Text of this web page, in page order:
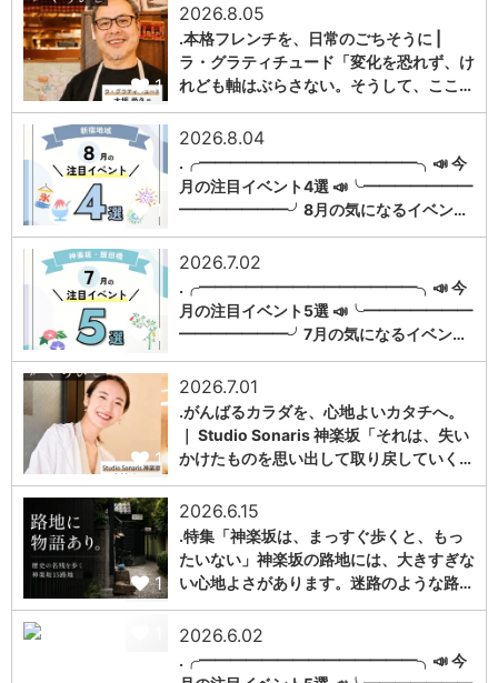
1
2026.8.05
.本格フレンチを、日常のごちそうに |
ラ・グラティチュード「変化を恐れず、け
れども軸はぶらさない。そうして、ここ…
1
2026.8.04
.╭━━━━━━━━━━━━━━╮📣 今
月の注目イベント4選 📣╰━━━━━━━
━━━━━━━╯8月の気になるイベン…
1
2026.7.02
.╭━━━━━━━━━━━━━━╮📣 今
月の注目イベント5選 📣╰━━━━━━━
━━━━━━━╯7月の気になるイベン…
1
2026.7.01
.がんばるカラダを、心地よいカタチへ。
｜ Studio Sonaris 神楽坂「それは、失い
かけたものを思い出して取り戻していく…
1
2026.6.15
.特集「神楽坂は、まっすぐ歩くと、もっ
たいない」神楽坂の路地には、大きすぎな
い心地よさがあります。迷路のような路…
2026.6.02
.╭━━━━━━━━━━━━━━╮📣 今